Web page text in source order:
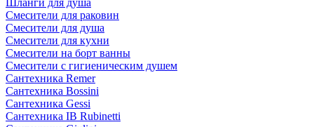
Шланги для душа
Смесители для раковин
Смесители для душа
Смесители для кухни
Смесители на борт ванны
Смесители с гигиеническим душем
Сантехника Remer
Сантехника Bossini
Сантехника Gessi
Сантехника IB Rubinetti